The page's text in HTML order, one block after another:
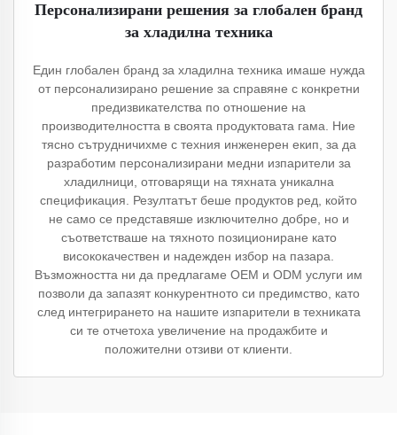
Персонализирани решения за глобален бранд
за хладилна техника
Един глобален бранд за хладилна техника имаше нужда
от персонализирано решение за справяне с конкретни
предизвикателства по отношение на
производителността в своята продуктовата гама. Ние
тясно сътрудничихме с техния инженерен екип, за да
разработим персонализирани медни изпарители за
хладилници, отговарящи на тяхната уникална
спецификация. Резултатът беше продуктов ред, който
не само се представяше изключително добре, но и
съответстваше на тяхното позициониране като
висококачествен и надежден избор на пазара.
Възможността ни да предлагаме OEM и ODM услуги им
позволи да запазят конкурентното си предимство, като
след интегрирането на нашите изпарители в техниката
си те отчетоха увеличение на продажбите и
положителни отзиви от клиенти.